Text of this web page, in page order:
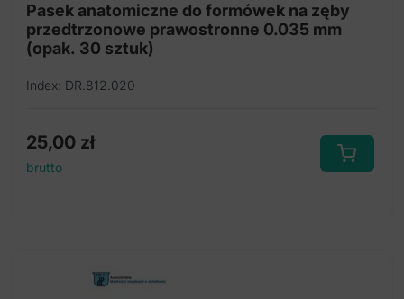
Pasek anatomiczne do formówek na zęby
przedtrzonowe prawostronne 0.035 mm
(opak. 30 sztuk)
Index: DR.812.020
25,00 zł
brutto